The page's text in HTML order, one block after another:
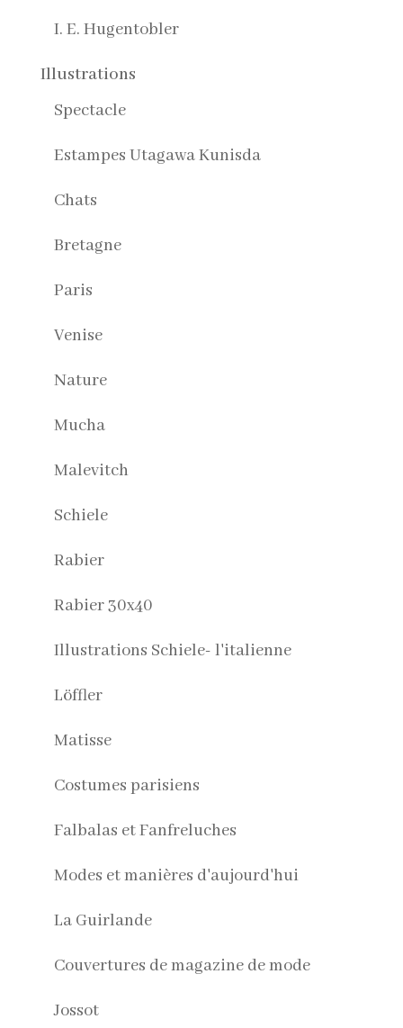
I. E. Hugentobler
Illustrations
Spectacle
Estampes Utagawa Kunisda
Chats
Bretagne
Paris
Venise
Nature
Mucha
Malevitch
Schiele
Rabier
Rabier 30x40
Illustrations Schiele- l'italienne
Löffler
Matisse
Costumes parisiens
Falbalas et Fanfreluches
Modes et manières d'aujourd'hui
La Guirlande
Couvertures de magazine de mode
Jossot